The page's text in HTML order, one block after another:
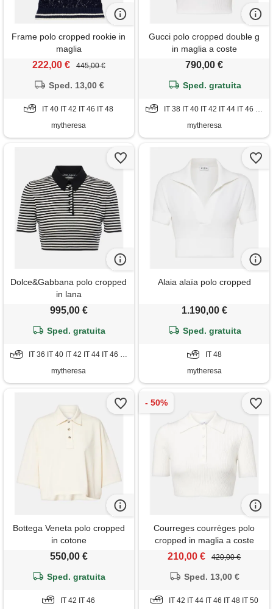
Frame polo cropped rookie in
maglia
222,00 € 445,00 €
Sped. 13,00 €
IT 40 IT 42 IT 46 IT 48
mytheresa
Gucci polo cropped double g
in maglia a coste
790,00 €
Sped. gratuita
IT 38 IT 40 IT 42 IT 44 IT 46 IT 48 IT 50
mytheresa
Dolce&Gabbana polo cropped
in lana
995,00 €
Sped. gratuita
IT 36 IT 40 IT 42 IT 44 IT 46 IT 48 IT 50
mytheresa
Alaia alaïa polo cropped
1.190,00 €
Sped. gratuita
IT 48
mytheresa
Bottega Veneta polo cropped
in cotone
550,00 €
Sped. gratuita
IT 42 IT 46
Courreges courrèges polo
cropped in maglia a coste
210,00 € 420,00 €
Sped. 13,00 €
IT 42 IT 44 IT 46 IT 48 IT 50